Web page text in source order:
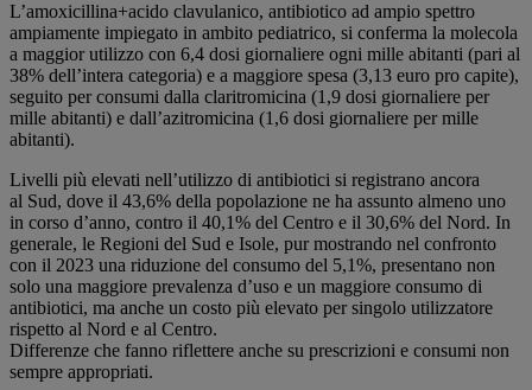
L’amoxicillina+acido clavulanico, antibiotico ad ampio spettro
ampiamente impiegato in ambito pediatrico, si conferma la molecola
a maggior utilizzo con 6,4 dosi giornaliere ogni mille abitanti (pari al
38% dell’intera categoria) e a maggiore spesa (3,13 euro pro capite),
seguito per consumi dalla claritromicina (1,9 dosi giornaliere per
mille abitanti) e dall’azitromicina (1,6 dosi giornaliere per mille
abitanti).
Livelli più elevati nell’utilizzo di antibiotici si registrano ancora
al Sud, dove il 43,6% della popolazione ne ha assunto almeno uno
in corso d’anno, contro il 40,1% del Centro e il 30,6% del Nord. In
generale, le Regioni del Sud e Isole, pur mostrando nel confronto
con il 2023 una riduzione del consumo del 5,1%, presentano non
solo una maggiore prevalenza d’uso e un maggiore consumo di
antibiotici, ma anche un costo più elevato per singolo utilizzatore
rispetto al Nord e al Centro.
Differenze che fanno riflettere anche su prescrizioni e consumi non
sempre appropriati.